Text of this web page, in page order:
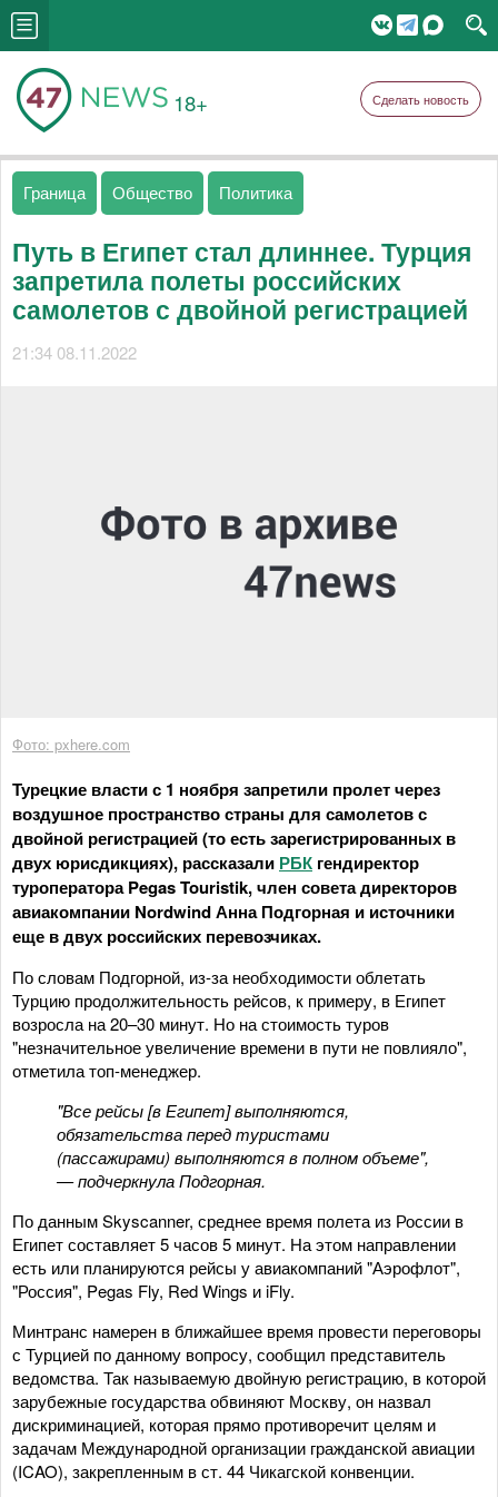
18+ Сделать новость
Граница Общество Политика
Путь в Египет стал длиннее. Турция
запретила полеты российских
самолетов с двойной регистрацией
21:34 08.11.2022
Фото: pxhere.com
Турецкие власти с 1 ноября запретили пролет через
воздушное пространство страны для самолетов с
двойной регистрацией (то есть зарегистрированных в
двух юрисдикциях), рассказали РБК гендиректор
туроператора Pegas Touristik, член совета директоров
авиакомпании Nordwind Анна Подгорная и источники
еще в двух российских перевозчиках.
По словам Подгорной, из-за необходимости облетать
Турцию продолжительность рейсов, к примеру, в Египет
возросла на 20–30 минут. Но на стоимость туров
"незначительное увеличение времени в пути не повлияло",
отметила топ-менеджер.
"Все рейсы [в Египет] выполняются,
обязательства перед туристами
(пассажирами) выполняются в полном объеме",
— подчеркнула Подгорная.
По данным Skyscanner, среднее время полета из России в
Египет составляет 5 часов 5 минут. На этом направлении
есть или планируются рейсы у авиакомпаний "Аэрофлот",
"Россия", Pegas Fly, Red Wings и iFly.
Минтранс намерен в ближайшее время провести переговоры
с Турцией по данному вопросу, сообщил представитель
ведомства. Так называемую двойную регистрацию, в которой
зарубежные государства обвиняют Москву, он назвал
дискриминацией, которая прямо противоречит целям и
задачам Международной организации гражданской авиации
(ICAO), закрепленным в ст. 44 Чикагской конвенции.